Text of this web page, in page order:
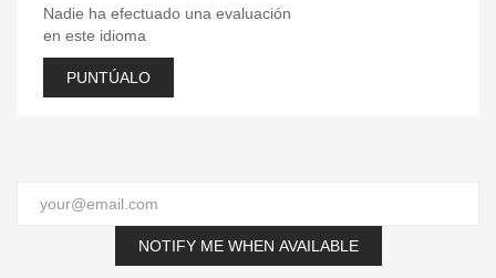
Nadie ha efectuado una evaluación
en este idioma
PUNTÚALO
NOTIFY ME WHEN AVAILABLE